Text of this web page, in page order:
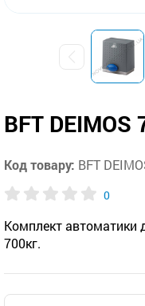
BFT DEIMOS
Код товару: BFT
0
Комплект автоматики
700кг.